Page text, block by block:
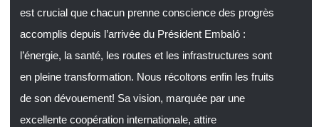
est crucial que chacun prenne conscience des progrès
accomplis depuis l’arrivée du Président Embaló :
l’énergie, la santé, les routes et les infrastructures sont
en pleine transformation. Nous récoltons enfin les fruits
de son dévouement! Sa vision, marquée par une
excellente coopération internationale, attire